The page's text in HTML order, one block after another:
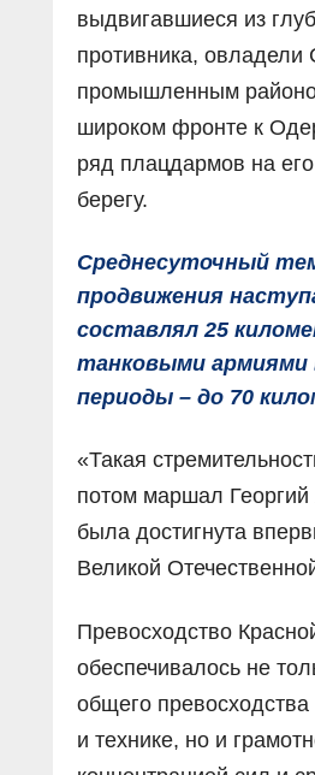
выдвигавшиеся из
противника, овладели
промышленным
широком фронте к
ряд плацдармов на
берегу.
Среднесуточный
продвижения
составлял 25
танковыми армиями
периоды – до 70
«Такая
потом маршал
была достигнута
Великой
Превосходство
обеспечивалось не
общего
и технике, но и